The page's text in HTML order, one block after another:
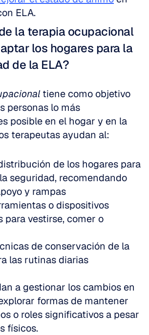
ELA.
la terapia ocupacional
los hogares para la
de la ELA?
tiene como objetivo
personas lo más
posible en el hogar y en la
terapeutas ayudan al:
de los hogares para
seguridad, recomendando
y rampas
o dispositivos
para vestirse, comer o
de conservación de la
las rutinas diarias
a gestionar los cambios en
formas de mantener
o roles significativos a pesar
físicos.